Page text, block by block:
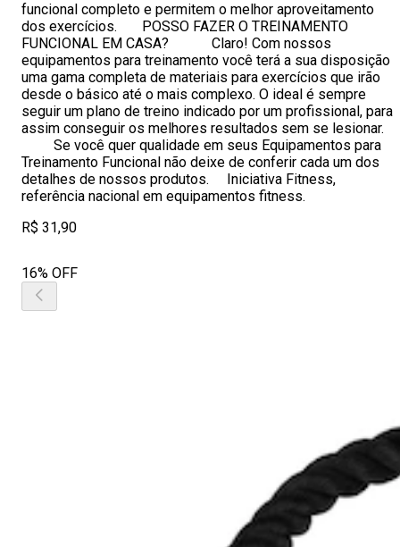
funcional completo e permitem o melhor aproveitamento
dos exercícios. POSSO FAZER O TREINAMENTO
FUNCIONAL EM CASA? Claro! Com nossos
equipamentos para treinamento você terá a sua disposição
uma gama completa de materiais para exercícios que irão
desde o básico até o mais complexo. O ideal é sempre
seguir um plano de treino indicado por um profissional, para
assim conseguir os melhores resultados sem se lesionar.
Se você quer qualidade em seus Equipamentos para
Treinamento Funcional não deixe de conferir cada um dos
detalhes de nossos produtos. Iniciativa Fitness,
referência nacional em equipamentos fitness.
R$ 31,90
16% OFF